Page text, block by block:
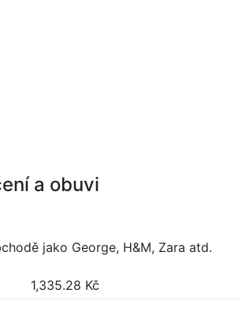
a obuvi
jako George, H&M, Zara atd.
1,335.28 Kč